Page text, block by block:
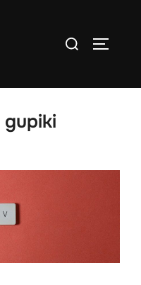
Search
gupiki